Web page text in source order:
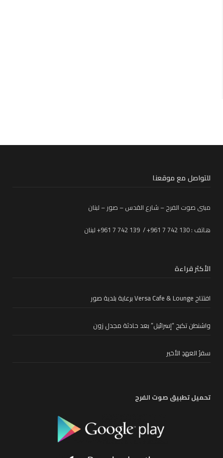
للتواصل مع موقعنا
مبنى صوت الفرح – شارع القدس – صور – لبنان
هاتف : 130 742 7 961+ / 139 742 7 961+ لبنان
الأكثر قراءة
افتتاح Versa Cafe & Lounge برعاية بلدية صور
واشنطن تكبح “إسرائيل” بعد حادثة مجدل زون
سفرُ العهدِ الأخير
تحميل تطبيق صوت الفرح